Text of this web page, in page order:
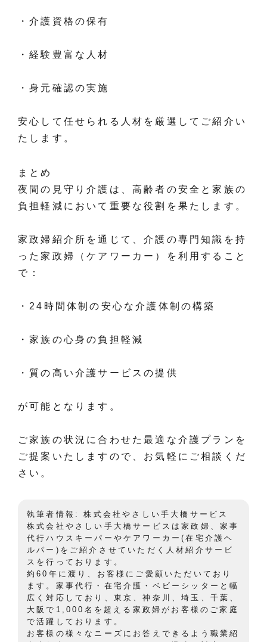
・介護資格の保有
・経験豊富な人材
・身元確認の実施
安心して任せられる人材を厳選してご紹介い
たします。
まとめ
夜間の見守り介護は、高齢者の安全と家族の
負担軽減において重要な役割を果たします。
家政婦紹介所を通じて、介護の専門知識を持
った家政婦（ケアワーカー）を利用すること
で：
・24時間体制の安心な介護体制の構築
・家族の心身の負担軽減
・質の高い介護サービスの提供
が可能となります。
ご家族の状況に合わせた最適な介護プランを
ご提案いたしますので、お気軽にご相談くだ
さい。
執筆者情報: 株式会社やさしい手大橋サービス
株式会社やさしい手大橋サービスは家政婦、家事
代行ハウスキーパーやケアワーカー(在宅介護ヘ
ルパー)をご紹介させていただく人材紹介サービ
スを行っております。
約60年に渡り、お客様にご愛顧いただいており
ます。家事代行・在宅介護・ベビーシッターと幅
広く対応しており、東京、神奈川、埼玉、千葉、
大阪で1,000名を超える家政婦がお客様のご家庭
で活躍しております。
お客様の様々なニーズにお答えできるよう職業紹